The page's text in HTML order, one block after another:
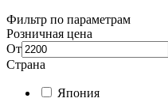
Фильтр по параметрам
Розничная цена
От
Страна
Япония